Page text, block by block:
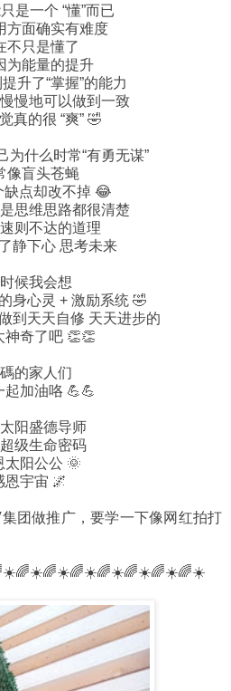
是一个 “懂”而已
方面确实有难度
不只是懂了
为能量的提升
升了“掌握”的能力
慢地可以做到一致
真的很 “爽” 🤣
为什么时常“有勇无谋”
像盲头苍蝇
缺点却改不掉 😂
思维思路都很清楚
则不达的道理
静下心 思考未来
候我会想
身心灵 + 激励系统 🤣
到天天自修 天天进步的
神奇了吧 👏👏
的家人们
起加油咯 💪💪
阳盛德导师
级生命密码
太阳公公 🌞
恩宇宙 🌌
团做推广，要学一下像网红拍打